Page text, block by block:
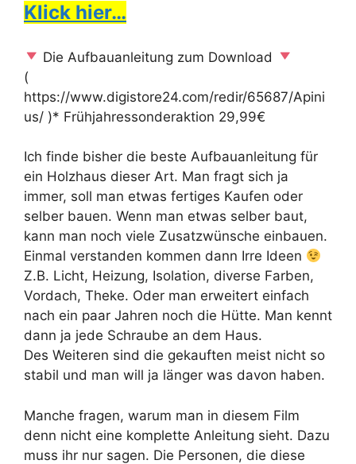
Klick hier…
Die Aufbauanleitung zum Download
(
https://www.digistore24.com/redir/65687/Apini
us/ )* Frühjahressonderaktion 29,99€
Ich finde bisher die beste Aufbauanleitung für
ein Holzhaus dieser Art. Man fragt sich ja
immer, soll man etwas fertiges Kaufen oder
selber bauen. Wenn man etwas selber baut,
kann man noch viele Zusatzwünsche einbauen.
Einmal verstanden kommen dann Irre Ideen
Z.B. Licht, Heizung, Isolation, diverse Farben,
Vordach, Theke. Oder man erweitert einfach
nach ein paar Jahren noch die Hütte. Man kennt
dann ja jede Schraube an dem Haus.
Des Weiteren sind die gekauften meist nicht so
stabil und man will ja länger was davon haben.
Manche fragen, warum man in diesem Film
denn nicht eine komplette Anleitung sieht. Dazu
muss ihr nur sagen. Die Personen, die diese